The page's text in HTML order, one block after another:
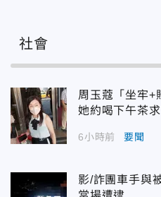
社會
周玉蔻「坐牢+
她約喝下午茶
6小時前 要聞
影/詐團車手與